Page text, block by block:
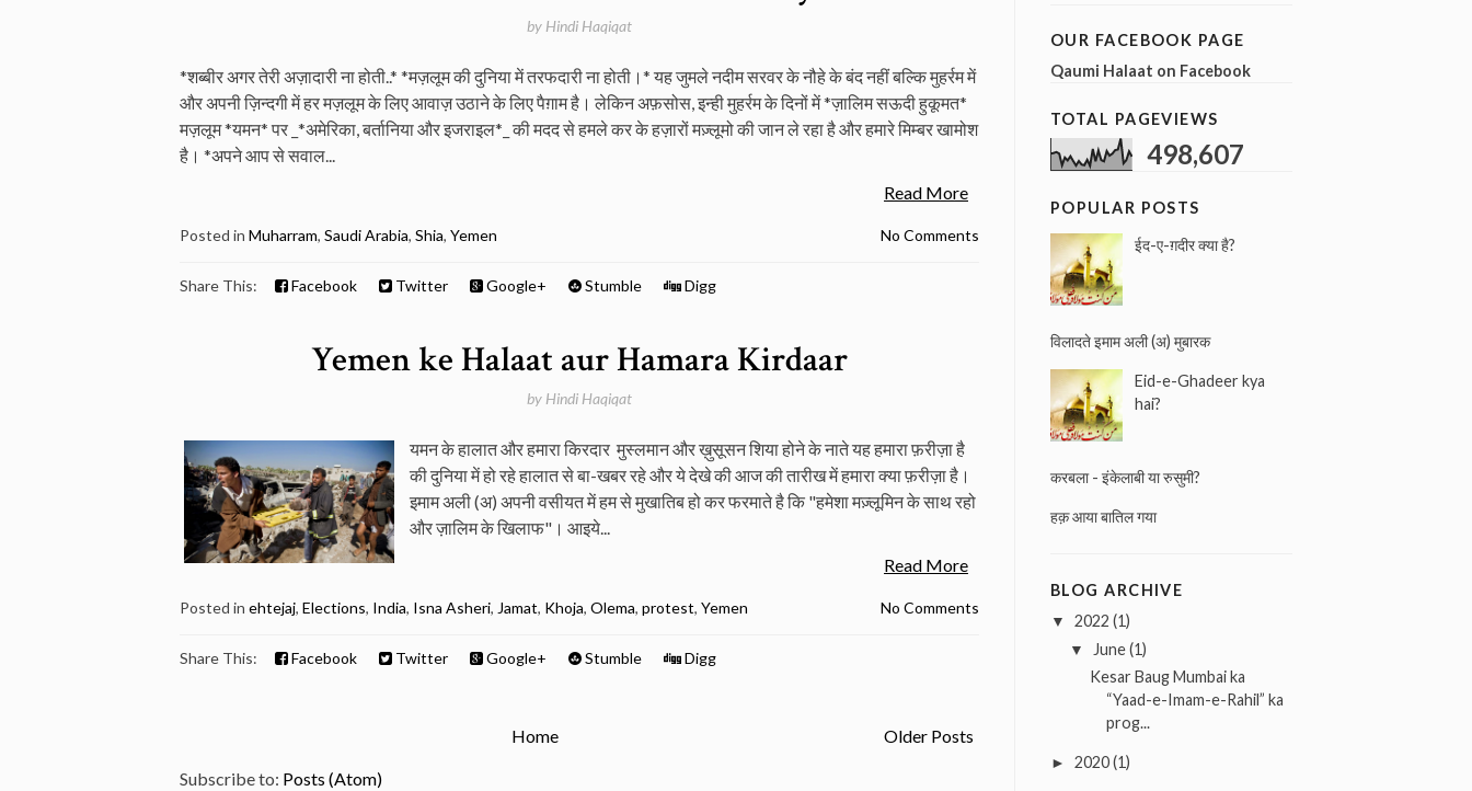
by Hindi Haqiqat
*शब्बीर अगर तेरी अज़ादारी ना होती..* *मज़लूम की दुनिया में तरफदारी ना होती।* यह जुमले नदीम सरवर के नौहे के बंद नहीं बल्कि मुहर्रम में
और अपनी ज़िन्दगी में हर मज़लूम के लिए आवाज़ उठाने के लिए पैग़ाम है। लेकिन अफ़सोस, इन्ही मुहर्रम के दिनों में *ज़ालिम सऊदी हुकूमत*
मज़लूम *यमन* पर _*अमेरिका, बर्तानिया और इजराइल*_ की मदद से हमले कर के हज़ारों मज़्लूमो की जान ले रहा है और हमारे मिम्बर खामोश
है। *अपने आप से सवाल...
Read More
Posted in Muharram, Saudi Arabia, Shia, Yemen No Comments
Share This: Facebook Twitter Google+ Stumble Digg
Yemen ke Halaat aur Hamara Kirdaar
by Hindi Haqiqat
यमन के हालात और हमारा किरदार मुस्लमान और ख़ुसूसन शिया होने के नाते यह हमारा फ़रीज़ा है
की दुनिया में हो रहे हालात से बा-खबर रहे और ये देखे की आज की तारीख में हमारा क्या फ़रीज़ा है।
इमाम अली (अ) अपनी वसीयत में हम से मुखातिब हो कर फरमाते है कि "हमेशा मज़्लूमिन के साथ रहो
और ज़ालिम के खिलाफ"। आइये...
Read More
Posted in ehtejaj, Elections, India, Isna Asheri, Jamat, Khoja, Olema, protest, Yemen No Comments
Share This: Facebook Twitter Google+ Stumble Digg
Older Posts
Home
Subscribe to: Posts (Atom)
c
h
o
r
:
OUR FACEBOOK PAGE
Qaumi Halaat on Facebook
TOTAL PAGEVIEWS
498,607
POPULAR POSTS
ईद-ए-ग़दीर क्या है?
विलादते इमाम अली (अ) मुबारक
Eid-e-Ghadeer kya
hai?
करबला - इंकेलाबी या रुसुमी?
हक़ आया बातिल गया
BLOG ARCHIVE
▼ 2022 (1)
▼ June(1)
Kesar Baug Mumbai ka
“Yaad-e-Imam-e-Rahil” ka
prog...
► 2020(1)